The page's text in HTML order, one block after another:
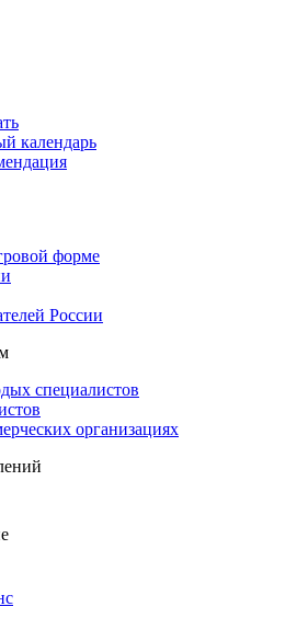
календарь
форме
России
специалистов
организациях